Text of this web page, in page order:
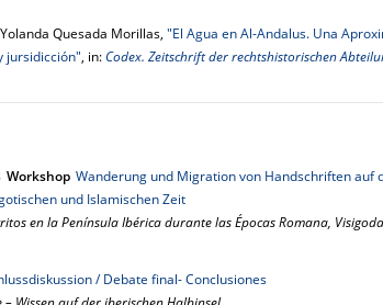
Quesada Morillas, "El Agua en Al-Andalus. Una
jursidicción", in:Codex. Zeitschrift der rechtshistorischen
Workshop Wanderung und Migration von Handschriften auf
und Islamischen Zeit
en la Península Ibérica durante las Épocas Romana,
/ Debate final- Conclusiones